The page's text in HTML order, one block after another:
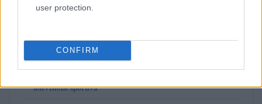
user protection.
CONFIRM
Francesca Lombardi · 27 Lug 2026
PIÙ LETTI
televisione sportiva